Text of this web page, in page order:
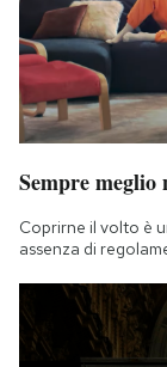
Sempre
Coprirne il volto è
assenza di